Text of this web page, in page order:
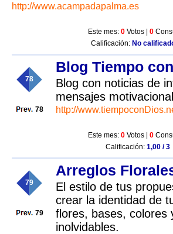
http://www.acampadapalma.es
Este mes: 0 Votos | 0
Calificación: No
78
78
Blog Tiempo
Blog con noticias de
mensajes
http://
Este mes: 0 Votos | 0
Calificación: 1,00 / 3
79
79
Arreglos
El estilo de tus
crear la identidad de
flores, bases, colores
inolvidables.